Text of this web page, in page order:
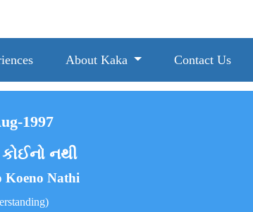
About Kaka Contact Us
1997
નથી
Koeno Nathi